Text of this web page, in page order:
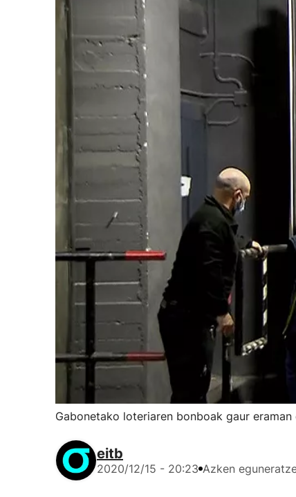
Gabonetako loteriaren bonboak gaur
eitb
2020/12/15 - 20:23 Azken